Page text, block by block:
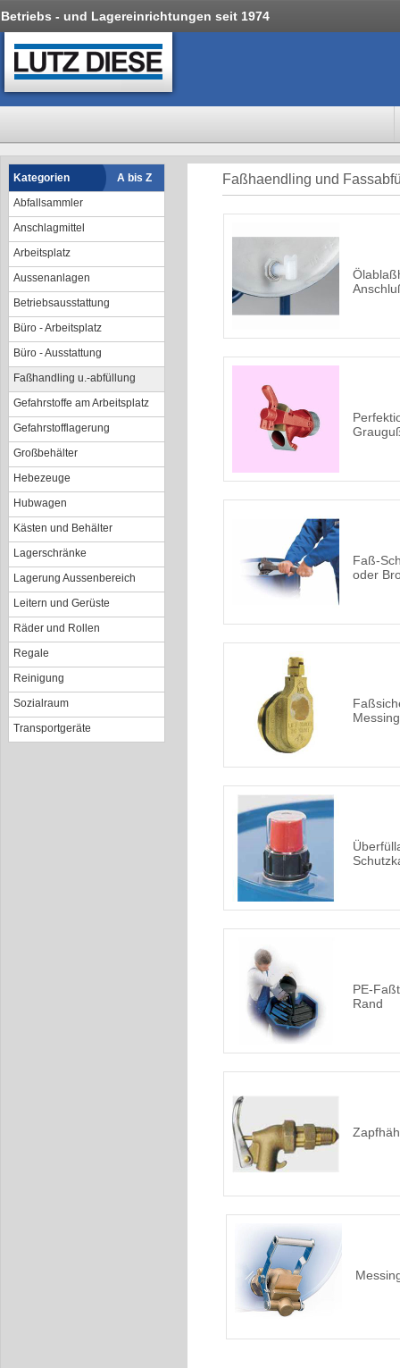
Betriebs - und Lagereinrichtungen seit 1974
Kategorien
A bis Z
Abfallsammler
Anschlagmittel
Arbeitsplatz
Aussenanlagen
Betriebsausstattung
Büro - Arbeitsplatz
Büro - Ausstattung
Faßhandling u.-abfüllung
Gefahrstoffe am Arbeitsplatz
Gefahrstofflagerung
Großbehälter
Hebezeuge
Hubwagen
Kästen und Behälter
Lagerschränke
Lagerung Aussenbereich
Leitern und Gerüste
Räder und Rollen
Regale
Reinigung
Sozialraum
Transportgeräte
Faßhaendling und
Faß-
oder
PE-
Rand